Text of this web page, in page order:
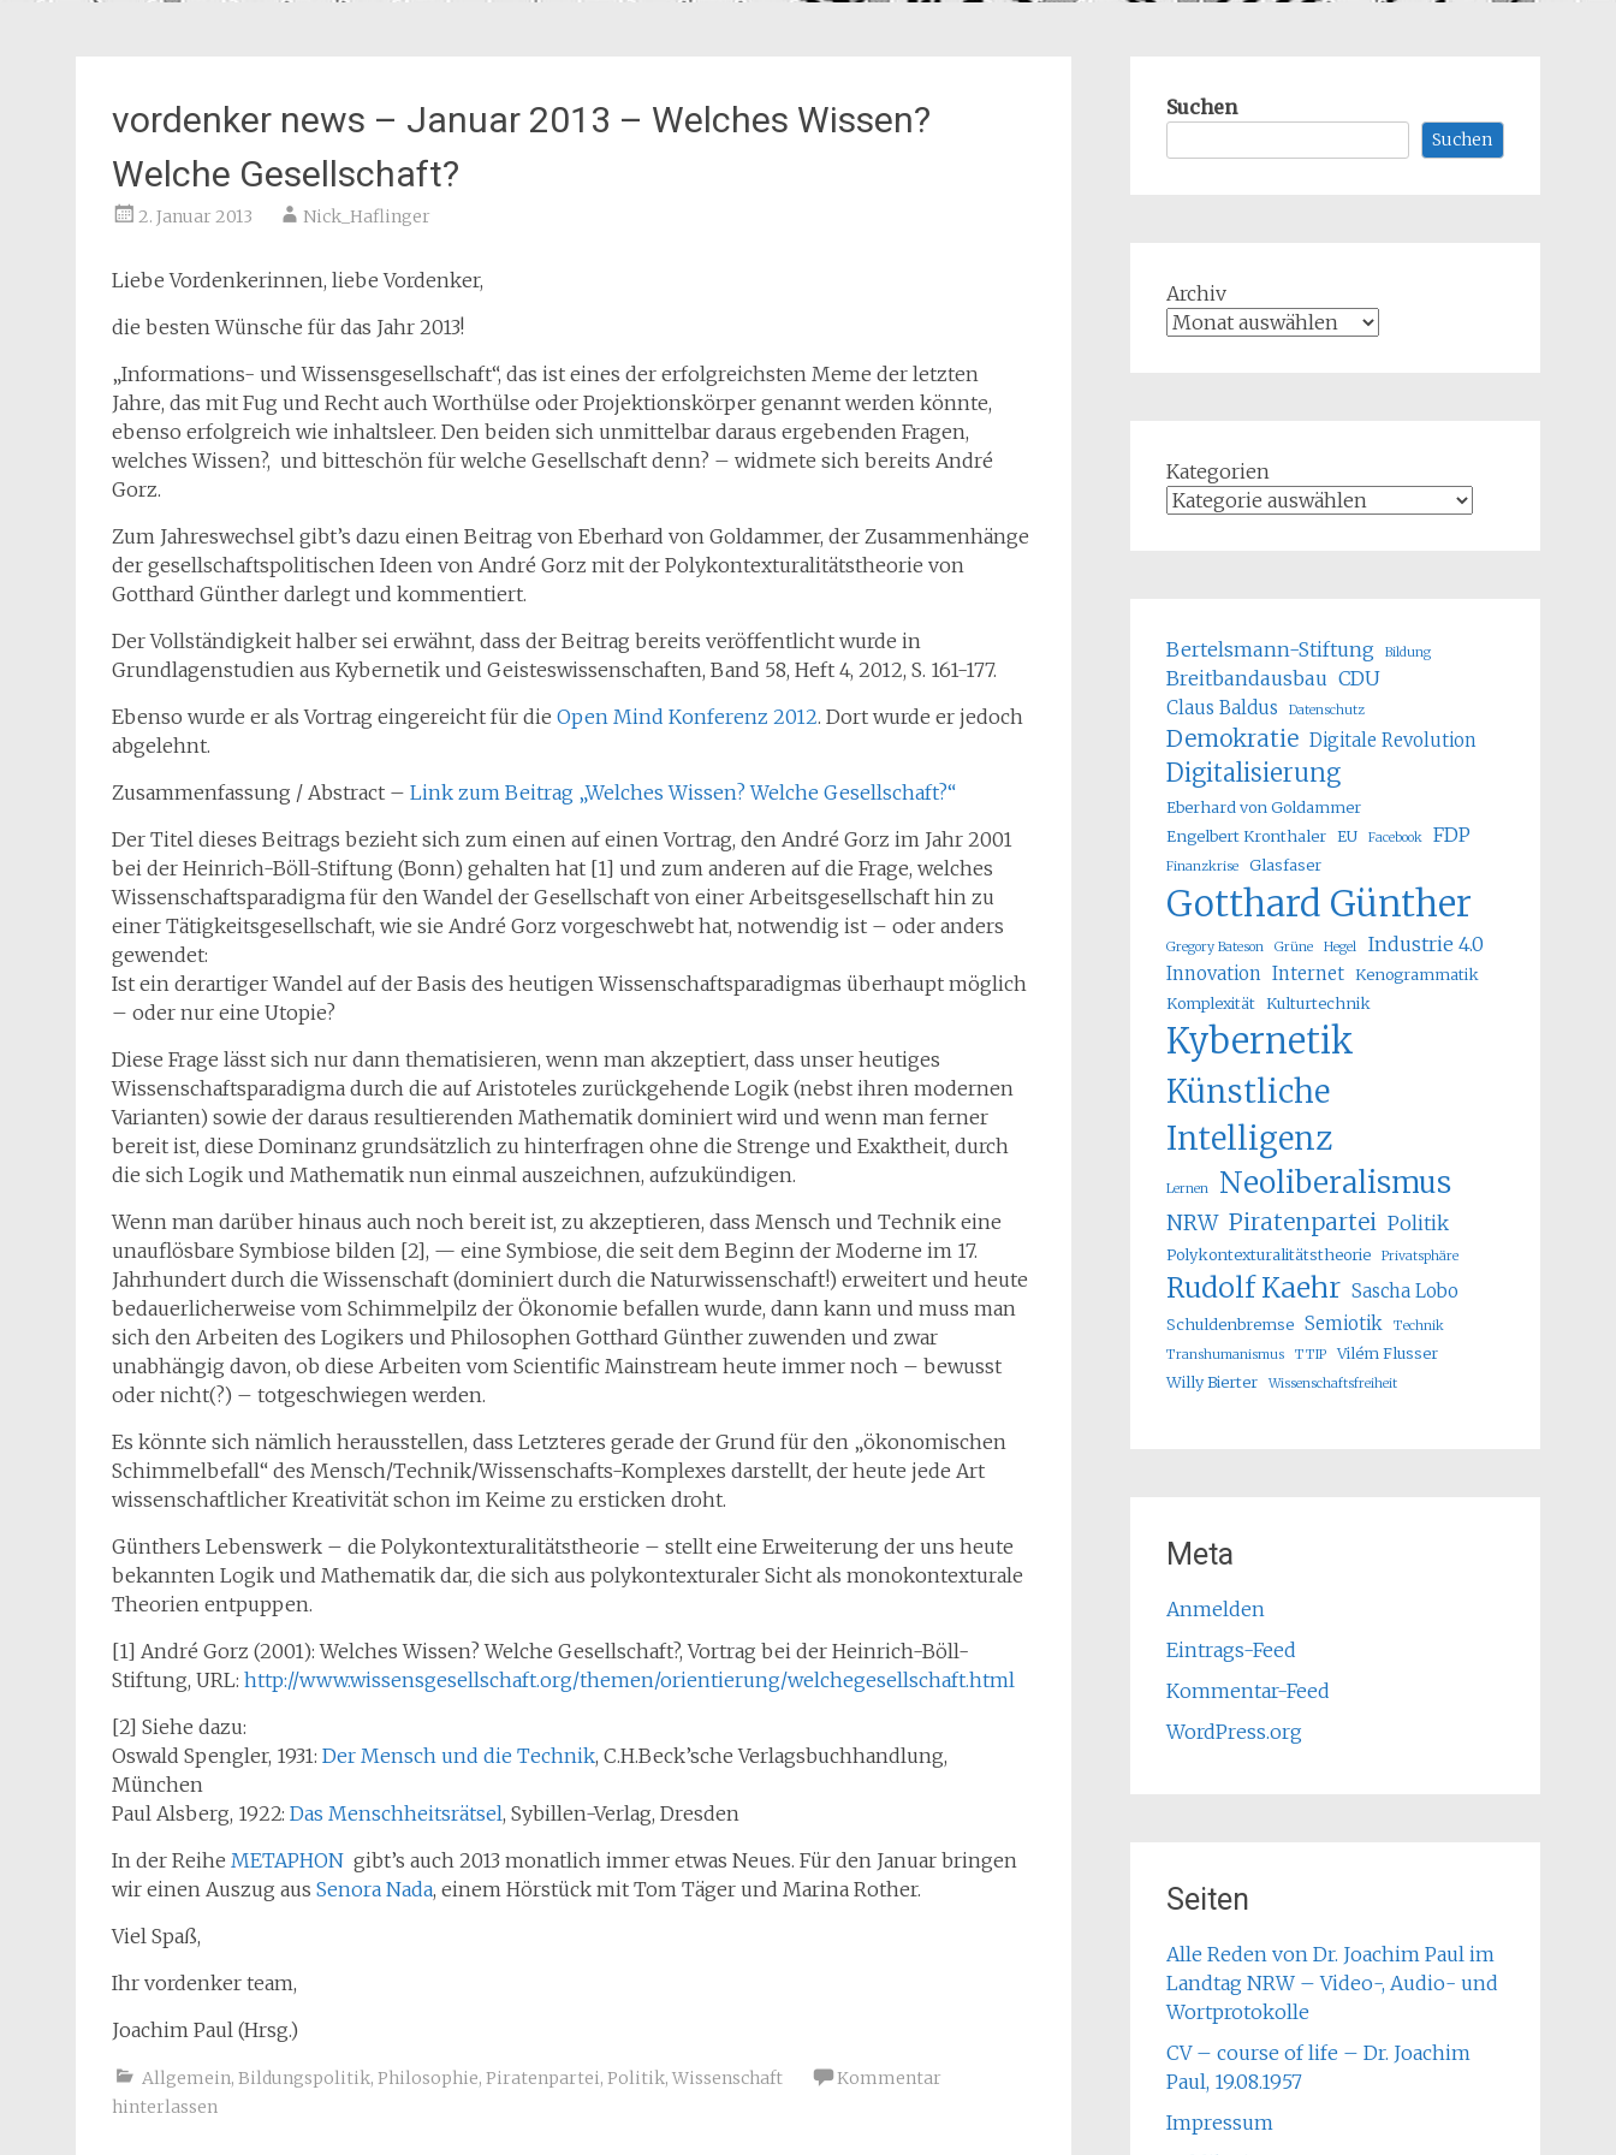
vordenker news – Januar 2013 – Welches Wissen?
Welche Gesellschaft?
2. Januar 2013 Nick_Haflinger
Liebe Vordenkerinnen, liebe Vordenker,
die besten Wünsche für das Jahr 2013!
„Informations- und Wissensgesellschaft“, das ist eines der erfolgreichsten Meme der letzten
Jahre, das mit Fug und Recht auch Worthülse oder Projektionskörper genannt werden könnte,
ebenso erfolgreich wie inhaltsleer. Den beiden sich unmittelbar daraus ergebenden Fragen,
welches Wissen?, und bitteschön für welche Gesellschaft denn? – widmete sich bereits André
Gorz.
Zum Jahreswechsel gibt’s dazu einen Beitrag von Eberhard von Goldammer, der Zusammenhänge
der gesellschaftspolitischen Ideen von André Gorz mit der Polykontexturalitätstheorie von
Gotthard Günther darlegt und kommentiert.
Der Vollständigkeit halber sei erwähnt, dass der Beitrag bereits veröffentlicht wurde in
Grundlagenstudien aus Kybernetik und Geisteswissenschaften, Band 58, Heft 4, 2012, S. 161-177.
Ebenso wurde er als Vortrag eingereicht für die Open Mind Konferenz 2012. Dort wurde er jedoch
abgelehnt.
Zusammenfassung / Abstract – Link zum Beitrag „Welches Wissen? Welche Gesellschaft?“
Der Titel dieses Beitrags bezieht sich zum einen auf einen Vortrag, den André Gorz im Jahr 2001
bei der Heinrich-Böll-Stiftung (Bonn) gehalten hat [1] und zum anderen auf die Frage, welches
Wissenschaftsparadigma für den Wandel der Gesellschaft von einer Arbeitsgesellschaft hin zu
einer Tätigkeitsgesellschaft, wie sie André Gorz vorgeschwebt hat, notwendig ist – oder anders
gewendet:
Ist ein derartiger Wandel auf der Basis des heutigen Wissenschaftsparadigmas überhaupt möglich
– oder nur eine Utopie?
Diese Frage lässt sich nur dann thematisieren, wenn man akzeptiert, dass unser heutiges
Wissenschaftsparadigma durch die auf Aristoteles zurückgehende Logik (nebst ihren modernen
Varianten) sowie der daraus resultierenden Mathematik dominiert wird und wenn man ferner
bereit ist, diese Dominanz grundsätzlich zu hinterfragen ohne die Strenge und Exaktheit, durch
die sich Logik und Mathematik nun einmal auszeichnen, aufzukündigen.
Wenn man darüber hinaus auch noch bereit ist, zu akzeptieren, dass Mensch und Technik eine
unauflösbare Symbiose bilden [2], — eine Symbiose, die seit dem Beginn der Moderne im 17.
Jahrhundert durch die Wissenschaft (dominiert durch die Naturwissenschaft!) erweitert und heute
bedauerlicherweise vom Schimmelpilz der Ökonomie befallen wurde, dann kann und muss man
sich den Arbeiten des Logikers und Philosophen Gotthard Günther zuwenden und zwar
unabhängig davon, ob diese Arbeiten vom Scientific Mainstream heute immer noch – bewusst
oder nicht(?) – totgeschwiegen werden.
Es könnte sich nämlich herausstellen, dass Letzteres gerade der Grund für den „ökonomischen
Schimmelbefall“ des Mensch/Technik/Wissenschafts-Komplexes darstellt, der heute jede Art
wissenschaftlicher Kreativität schon im Keime zu ersticken droht.
Günthers Lebenswerk – die Polykontexturalitätstheorie – stellt eine Erweiterung der uns heute
bekannten Logik und Mathematik dar, die sich aus polykontexturaler Sicht als monokontexturale
Theorien entpuppen.
[1] André Gorz (2001): Welches Wissen? Welche Gesellschaft?, Vortrag bei der Heinrich-Böll-
Stiftung, URL: http://www.wissensgesellschaft.org/themen/orientierung/welchegesellschaft.html
[2] Siehe dazu:
Oswald Spengler, 1931: Der Mensch und die Technik, C.H.Beck’sche Verlagsbuchhandlung,
München
Paul Alsberg, 1922: Das Menschheitsrätsel, Sybillen-Verlag, Dresden
In der Reihe METAPHON gibt’s auch 2013 monatlich immer etwas Neues. Für den Januar bringen
wir einen Auszug aus Senora Nada, einem Hörstück mit Tom Täger und Marina Rother.
Viel Spaß,
Ihr vordenker team,
Joachim Paul (Hrsg.)
Allgemein, Bildungspolitik, Philosophie, Piratenpartei, Politik, Wissenschaft
Kommentar
hinterlassen
Suchen
Suchen
Archiv
Kategorien
Bertelsmann-Stiftung Bildung
Breitbandausbau CDU
Claus Baldus Datenschutz
Demokratie Digitale Revolution
Digitalisierung
Eberhard von Goldammer
Engelbert Kronthaler EU Facebook FDP
Finanzkrise Glasfaser
Gotthard Günther
Gregory Bateson Grüne Hegel Industrie 4.0
Innovation Internet Kenogrammatik
Komplexität Kulturtechnik
Kybernetik
Künstliche
Intelligenz
Lernen Neoliberalismus
NRW Piratenpartei Politik
Polykontexturalitätstheorie Privatsphäre
Rudolf Kaehr Sascha Lobo
Schuldenbremse Semiotik
Technik
Transhumanismus
TTIP
Vilém Flusser
Willy Bierter
Wissenschaftsfreiheit
Meta
Anmelden
Eintrags-Feed
Kommentar-Feed
WordPress.org
Seiten
Alle Reden von Dr. Joachim Paul im
Landtag NRW – Video-, Audio- und
Wortprotokolle
CV – course of life – Dr. Joachim
Paul, 19.08.1957
Impressum